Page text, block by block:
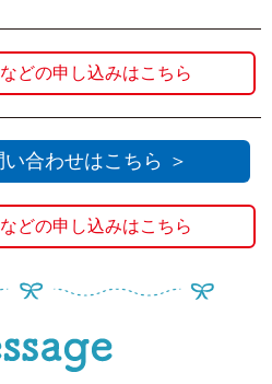
どの申し込みはこちら
合わせはこちら ＞
どの申し込みはこちら